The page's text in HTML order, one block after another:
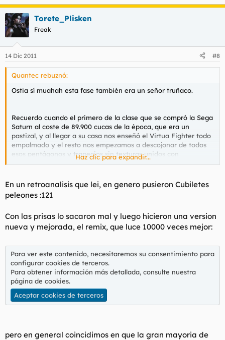
Torete_Plisken
Freak
14 Dic 2011 #8
Quantec rebuznó:
Ostia sí muahah esta fase también era un señor truñaco.
Recuerdo cuando el primero de la clase que se compró la Sega
Saturn al coste de 89.900 cucas de la época, que era un
pastizal, y al llegar a su casa nos enseñó el Virtua Fighter todo
empalmado y el resto nos empezamos a descojonar de todos
esos pentágonos y trapecios sin texturas unidos con
pegamento dándose de ostias
Teken wins.
Virtua Fighter SEGA Saturn intro and gameplay - YouTube
Haz clic para expandir...
En un retroanalisis que lei, en genero pusieron Cubiletes
peleones :121
Con las prisas lo sacaron mal y luego hicieron una version
nueva y mejorada, el remix, que luce 10000 veces mejor:
Para ver este contenido, necesitaremos su consentimiento para
configurar cookies de terceros.
Para obtener información más detallada, consulte nuestra
página de cookies.
Aceptar cookies de terceros
pero en general coincidimos en que la gran mayoria de